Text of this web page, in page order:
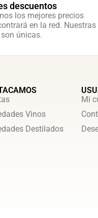
descuentos
los mejores precios
en la red. Nuestras
únicas.
Vinos
Destilados
Mi